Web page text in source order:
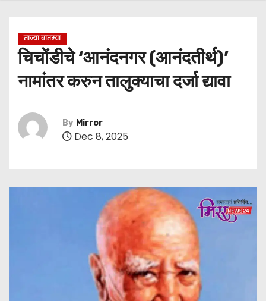
ताज्या बातम्या
चिचोंडीचे ‘आनंदनगर (आनंदतीर्थ)’
नामांतर करुन तालुक्याचा दर्जा द्यावा
By Mirror
Dec 8, 2025